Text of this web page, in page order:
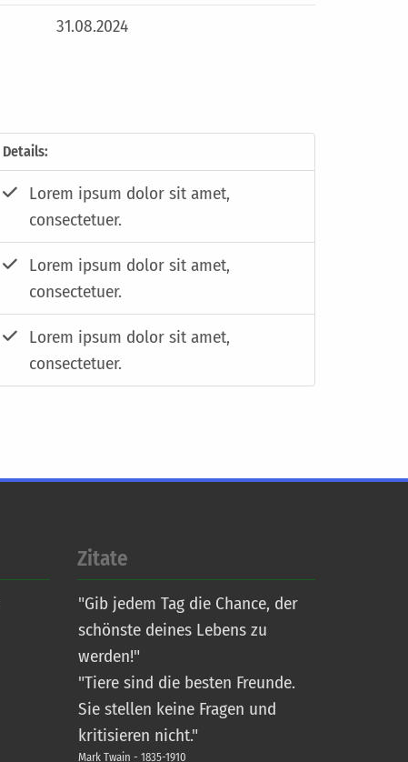
31.08.2024
Details:
Lorem ipsum dolor sit amet,
consectetuer.
Lorem ipsum dolor sit amet,
consectetuer.
Lorem ipsum dolor sit amet,
consectetuer.
Zitate
"Gib jedem Tag die Chance, der
schönste deines Lebens zu
werden!"
"Tiere sind die besten Freunde.
Sie stellen keine Fragen und
kritisieren nicht."
Mark Twain - 1835-1910